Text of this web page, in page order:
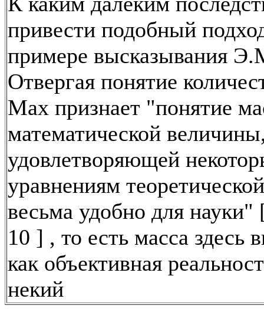
привести подобный
примере высказывания
Отвергая понятие
Мах признает "понятие
математической
удовлетворяющей
уравнениям
весьма удобно для
10 ] , то есть масса здесь
как объективная
некий